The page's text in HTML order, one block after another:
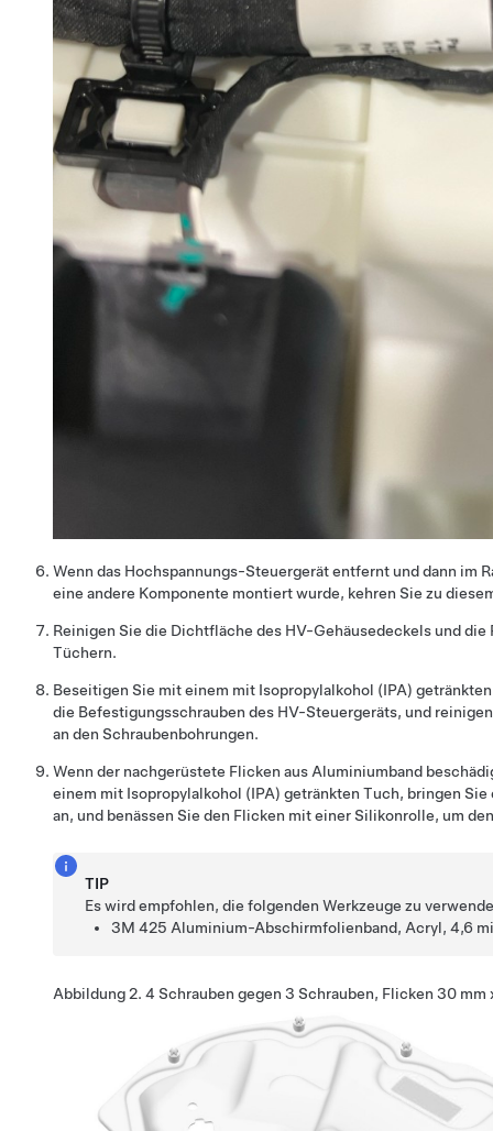
Wenn das Hochspannungs-Steuergerät entfernt und dann im
eine andere Komponente montiert wurde, kehren Sie zu
Reinigen Sie die Dichtfläche des HV-Gehäusedeckels und
Tüchern.
Beseitigen Sie mit einem mit Isopropylalkohol (IPA)
die Befestigungsschrauben des HV-Steuergeräts, und
an den Schraubenbohrungen.
Wenn der nachgerüstete Flicken aus Aluminiumband
einem mit Isopropylalkohol (IPA) getränkten Tuch, bringen
an, und benässen Sie den Flicken mit einer Silikonrolle, um
TIP
Es wird empfohlen, die folgenden Werkzeuge zu
3M 425 Aluminium-Abschirmfolienband, Acryl, 4,6
Abbildung 2. 4 Schrauben gegen 3 Schrauben, Flicken 30 mm